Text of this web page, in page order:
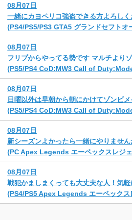
08月07日
一緒にカヨペリコ強盗できる方よろし
(PS4/PS5/PS3 GTA5 グランドセフトオ
08月07日
フリプからやってる勢です マルチより
(PS5/PS4 CoD:MW3 Call of
08月07日
日曜以外は早朝から朝にかけてゾンビ
(PS5/PS4 CoD:MW3 Call of
08月07日
新シーズンよかったら一緒にやりません
(PC Apex Legends エーペックスレジ
08月07日
戦犯かましまくっても大丈夫な人！気
(PS4/PS5 Apex Legends エーペックス